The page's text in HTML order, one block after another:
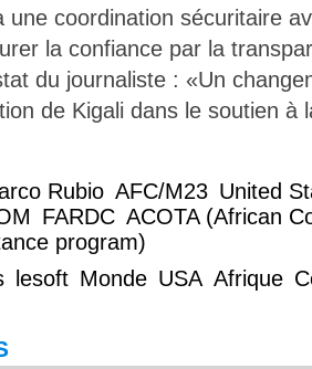
une coordination sécuritaire
la confiance par la
du journaliste : «Un
de Kigali dans le soutien à
Rubio AFC/M23 United
FARDC ACOTA (African
program)
lesoft Monde USA Afrique